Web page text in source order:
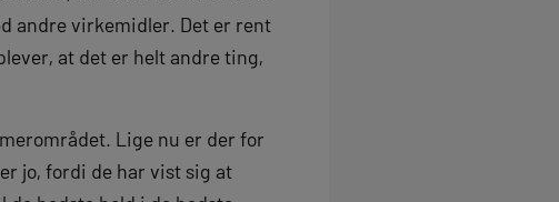
andre virkemidler. Det er rent
at det er helt andre ting,
Lige nu er der for
jo, fordi de har vist sig at